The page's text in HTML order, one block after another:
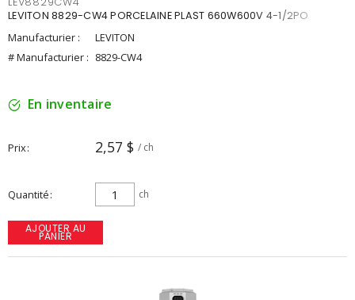
LEVITON 8829-CW4 PORCELAINE PLAST 660W600V 4-1/2PO
Manufacturier :
LEVITON
# Manufacturier : 8829-CW4
En inventaire
Prix 2,57 $ / ch
Quantité ch
AJOUTER AU
PANIER